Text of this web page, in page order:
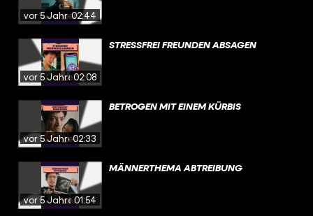
vor 5 Jahren02:44
vor 5 Jahren02:08
STRESSFREI FREUNDEN ABSAGEN
vor 5 Jahren02:33
BETROGEN MIT EINEM KÜRBIS
vor 5 Jahren01:54
MÄNNERTHEMA ABTREIBUNG